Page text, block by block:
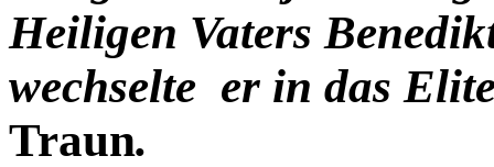
Heiligen Vaters
wechselte er in das
Traun.